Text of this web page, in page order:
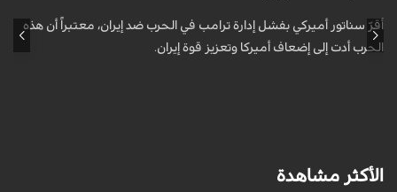
أقرّ سناتور أميركي بفشل إدارة ترامب في الحرب ضد إيران، معتبراً أن هذه
الحرب أدت إلى إضعاف أميركا وتعزيز قوة إيران.
الأكثر مشاهدة